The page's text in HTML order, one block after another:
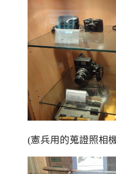
(憲兵用的蒐證照相